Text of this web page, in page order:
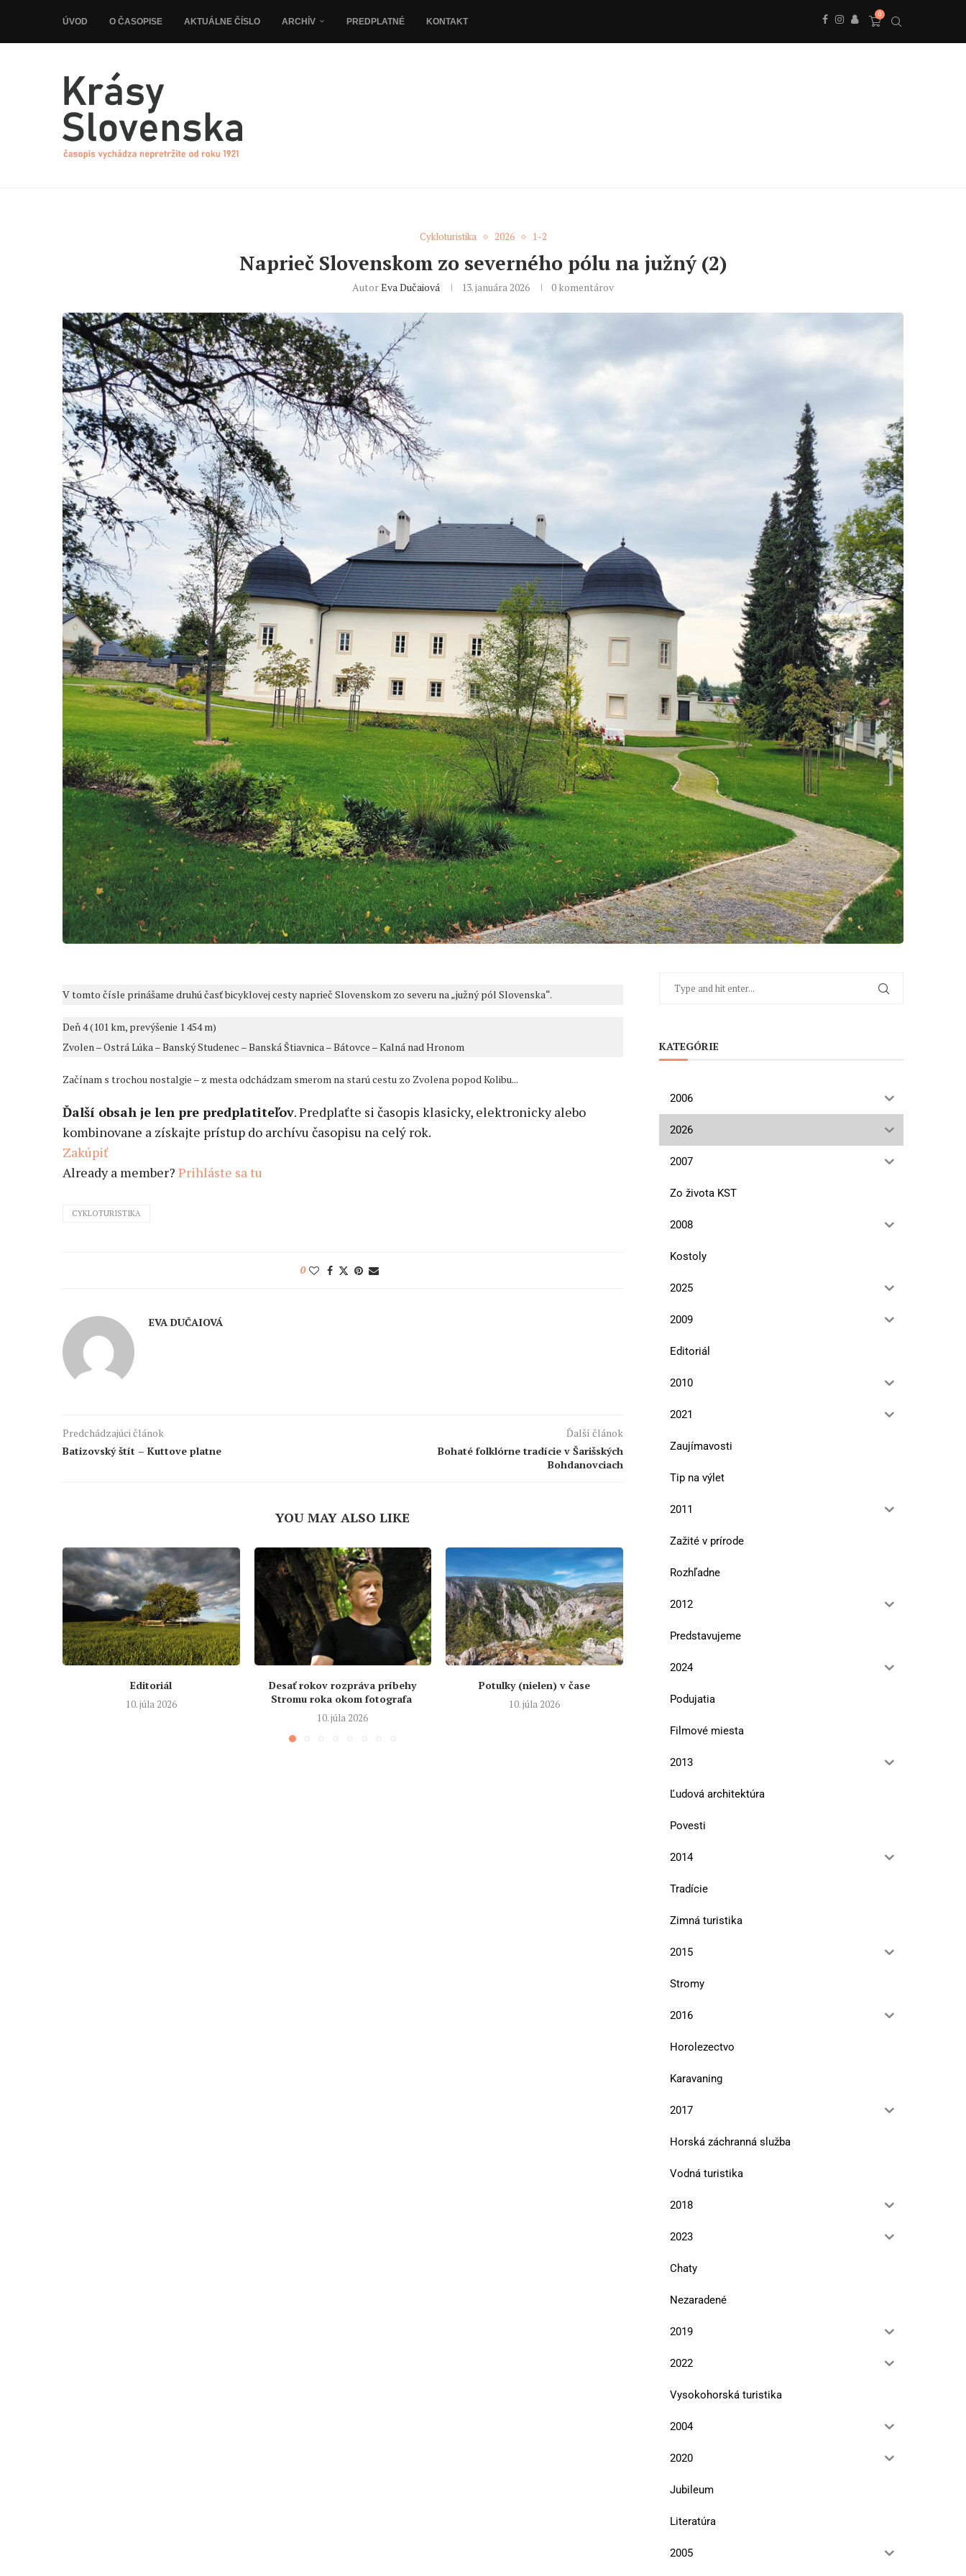
ÚVOD O ČASOPISE AKTUÁLNE ČÍSLO ARCHÍV PREDPLATNÉ KONTAKT
0
Cykloturistika 2026 1-2
Naprieč Slovenskom zo severného pólu na južný (2)
AutorEva Dučaiová 13. januára 2026 0 komentárov
V tomto čísle prinášame druhú časť bicyklovej cesty naprieč Slovenskom zo severu na „južný pól Slovenska“.
Deň 4 (101 km, prevýšenie 1 454 m)
Zvolen – Ostrá Lúka – Banský Studenec – Banská Štiavnica – Bátovce – Kalná nad Hronom
Začínam s trochou nostalgie – z mesta odchádzam smerom na starú cestu zo Zvolena popod Kolibu...
Ďalší obsah je len pre predplatiteľov. Predplaťte si časopis klasicky, elektronicky alebo
kombinovane a získajte prístup do archívu časopisu na celý rok.
Zakúpiť
Already a member? Prihláste sa tu
CYKLOTURISTIKA
0
EVA DUČAIOVÁ
Predchádzajúci článok
Batizovský štít – Kuttove platne
Ďalší článok
Bohaté folklórne tradície v Šarišských
Bohdanovciach
YOU MAY ALSO LIKE
Editoriál
10. júla 2026
Desať rokov rozpráva príbehy
Stromu roka okom fotografa
10. júla 2026
Potulky (nielen) v čase
10. júla 2026 10. júla 2026
KATEGÓRIE
2006
2026
2007
Zo života KST
2008
Kostoly
2025
2009
Editoriál
2010
2021
Zaujímavosti
Tip na výlet
2011
Zažité v prírode
Rozhľadne
2012
Predstavujeme
2024
Podujatia
Filmové miesta
2013
Ľudová architektúra
Povesti
2014
Tradície
Zimná turistika
2015
Stromy
2016
Horolezectvo
Karavaning
2017
Horská záchranná služba
Vodná turistika
2018
2023
Chaty
Nezaradené
2019
2022
Vysokohorská turistika
2004
2020
Jubileum
Literatúra
2005